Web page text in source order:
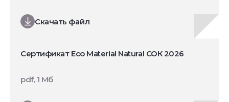
Скачать файл
Сертификат Eco Material Natural СОК 2026
pdf, 1 Мб